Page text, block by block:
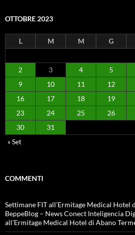
OTTOBRE 2023
L M M G
2
3 4 5
9
10 11 12
16
17 18 19
23
24 25 26
30
31
« Set
COMMENTI
Settimane FIT all’Ermitage Medical Hotel
BeppeBlog – News Conect Inteligencia
all’Ermitage Medical Hotel di Abano